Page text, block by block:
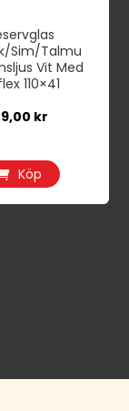
Sim/Talmu
Vit Med
110×41
kr
Köp